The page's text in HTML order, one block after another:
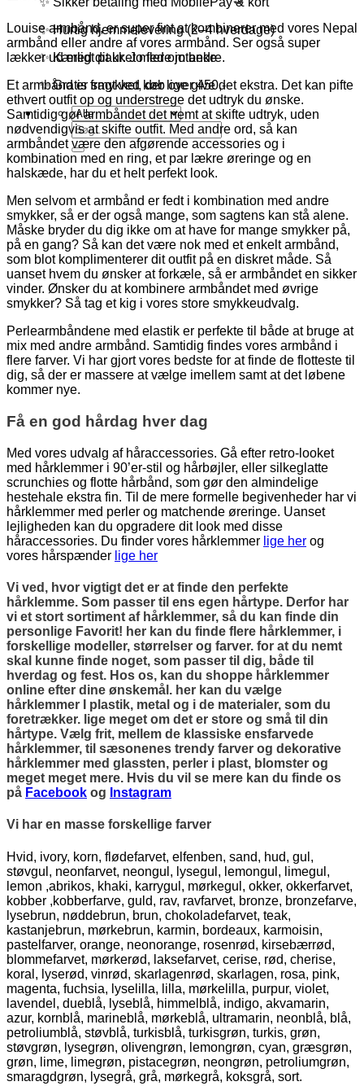
✨ Hurtig hjemmelevering (2–4 hverdage)
✨ Kærligt pakket med omtanke
✨ Gratis fragt ved køb over 450,-
Søg
efter:
Louise armbånd, er super fint at kombinerer med vores Nepal
armbånd eller andre af vores armbånd. Ser også super
lækker ud med dit ur. Jo flere jo bedre.
Et armbånd er smykket, der lige give det ekstra. Det kan pifte
ethvert outfit op og understrege det udtryk du ønske.
Samtidig gør armbåndet det nemt at skifte udtryk, uden
nødvendigvis at skifte outfit. Med andre ord, så kan
armbåndet være den afgørende accessories og i
kombination med en ring, et par lækre øreringe og en
halskæde, har du et helt perfekt look.
Men selvom et armbånd er fedt i kombination med andre
smykker, så er der også mange, som sagtens kan stå alene.
Måske bryder du dig ikke om at have for mange smykker på,
på en gang? Så kan det være nok med et enkelt armbånd,
som blot komplimenterer dit outfit på en diskret måde. Så
uanset hvem du ønsker at forkæle, så er armbåndet en sikker
vinder. Ønsker du at kombinere armbåndet med øvrige
smykker? Så tag et kig i vores store smykkeudvalg.
Perlearmbåndene med elastik er perfekte til både at bruge at
mix med andre armbånd. Samtidig findes vores armbånd i
flere farver. Vi har gjort vores bedste for at finde de flotteste til
dig, så der er massere at vælge imellem samt at det løbene
kommer nye.
Få en god hårdag hver dag
Med vores udvalg af håraccessories. Gå efter retro-looket
med hårklemmer i 90’er-stil og hårbøjler, eller silkeglatte
scrunchies og flotte hårbånd, som gør den almindelige
hestehale ekstra fin. Til de mere formelle begivenheder har vi
hårklemmer med perler og matchende øreringe. Uanset
lejligheden kan du opgradere dit look med disse
håraccessories. Du finder vores hårklemmer lige her og
vores hårspænder lige her
Vi ved, hvor vigtigt det er at finde den perfekte
hårklemme. Som passer til ens egen hårtype. Derfor har
vi et stort sortiment af hårklemmer, så du kan finde din
personlige Favorit! her kan du finde flere hårklemmer, i
forskellige modeller, størrelser og farver. for at du nemt
skal kunne finde noget, som passer til dig, både til
hverdag og fest. Hos os, kan du shoppe hårklemmer
online efter dine ønskemål. her kan du vælge
hårklemmer I plastik, metal og i de materialer, som du
foretrækker. lige meget om det er store og små til din
hårtype. Vælg frit, mellem de klassiske ensfarvede
hårklemmer, til sæsonenes trendy farver og dekorative
hårklemmer med glassten, perler i plast, blomster og
meget meget mere. Hvis du vil se mere kan du finde os
på Facebook og Instagram
Vi har en masse forskellige farver
Hvid, ivory, korn, flødefarvet, elfenben, sand, hud, gul,
støvgul, neonfarvet, neongul, lysegul, lemongul, limegul,
lemon ,abrikos, khaki, karrygul, mørkegul, okker, okkerfarvet,
kobber ,kobberfarve, guld, rav, ravfarvet, bronze, bronzefarve,
lysebrun, nøddebrun, brun, chokoladefarvet, teak,
kastanjebrun, mørkebrun, karmin, bordeaux, karmoisin,
pastelfarver, orange, neonorange, rosenrød, kirsebærrød,
blommefarvet, mørkerød, laksefarvet, cerise, rød, cherise,
koral, lyserød, vinrød, skarlagenrød, skarlagen, rosa, pink,
magenta, fuchsia, lyselilla, lilla, mørkelilla, purpur, violet,
lavendel, dueblå, lyseblå, himmelblå, indigo, akvamarin,
azur, kornblå, marineblå, mørkeblå, ultramarin, neonblå, blå,
petroliumblå, støvblå, turkisblå, turkisgrøn, turkis, grøn,
støvgrøn, lysegrøn, olivengrøn, lemongrøn, cyan, græsgrøn,
grøn, lime, limegrøn, pistacegrøn, neongrøn, petroliumgrøn,
smaragdgrøn, lysegrå, grå, mørkegrå, koksgrå, sort.